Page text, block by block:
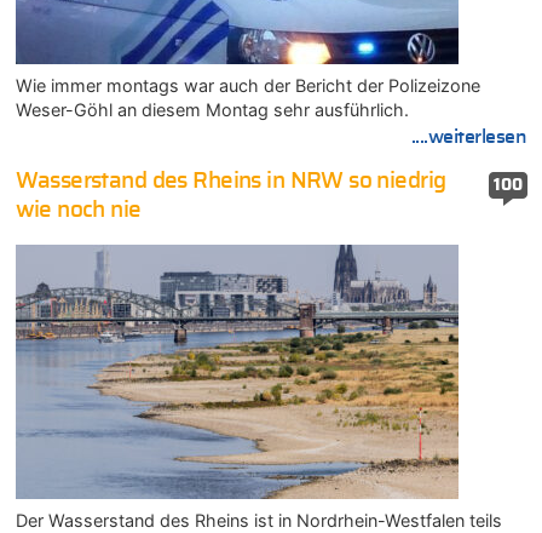
Wie immer montags war auch der Bericht der Polizeizone
Weser-Göhl an diesem Montag sehr ausführlich.
....weiterlesen
100
Wasserstand des Rheins in NRW so niedrig
wie noch nie
Der Wasserstand des Rheins ist in Nordrhein-Westfalen teils